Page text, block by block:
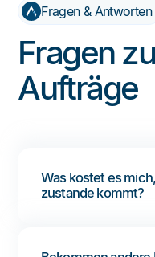
Fragen & Antworten
Fragen
Aufträge
Was kostet es
zustande kommt?